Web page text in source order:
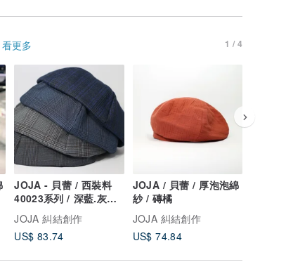
看更多 1 / 4
JOJA - 貝蕾 / 西裝料
40023系列 / 深藍.灰藍.
淺灰.深灰
JOJA 糾結創作
US$ 83.74
JOJA / 貝蕾 / 厚泡泡綿
紗 / 磚橘
JOJA 糾結創作
US$ 74.84